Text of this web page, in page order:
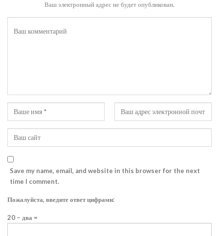
Ваш электронный адрес не будет опубликован.
Save my name, email, and website in this browser for the next
time I comment.
Пожалуйста, введите ответ цифрами:
20 − два =